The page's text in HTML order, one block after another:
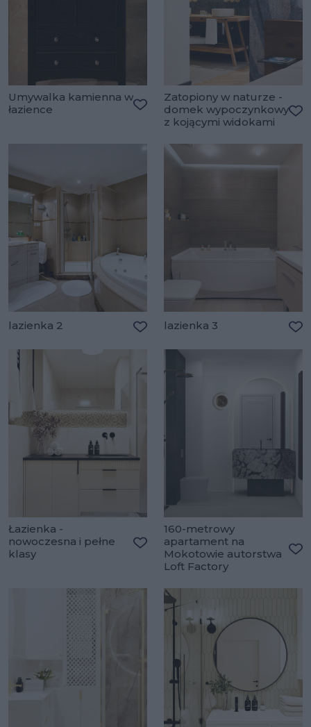
Umywalka kamienna w
łazience
Dodaj do ulubionych
Zatopiony w naturze -
domek wypoczynkowy
z kojącymi widokami
lazienka 2 lazienka 3
Łazienka -
nowoczesna i pełne
klasy
Dodaj do ulubionych
160-metrowy
apartament na
Mokotowie autorstwa
Loft Factory